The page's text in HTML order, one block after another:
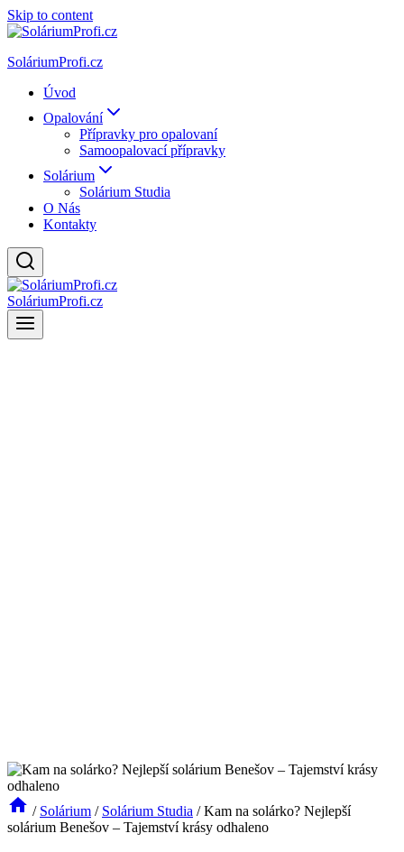
Skip to content
SoláriumProfi.cz
Úvod
Opalování
Přípravky pro opalovaní
Samoopalovací přípravky
Solárium
Solárium Studia
O Nás
Kontakty
SoláriumProfi.cz
/ Solárium / Solárium Studia / Kam na solárko? Nejlepší
solárium Benešov – Tajemství krásy odhaleno